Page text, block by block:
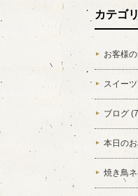
カテゴ
お客様
スイー
ブログ
本日の
焼き鳥